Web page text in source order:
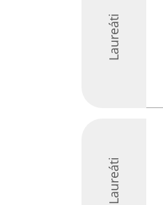
Laureáti
Laureáti